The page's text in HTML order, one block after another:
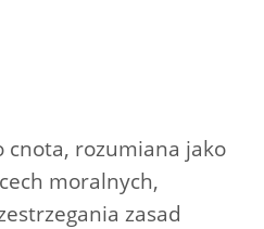
cnota, rozumiana jako
moralnych,
zasad